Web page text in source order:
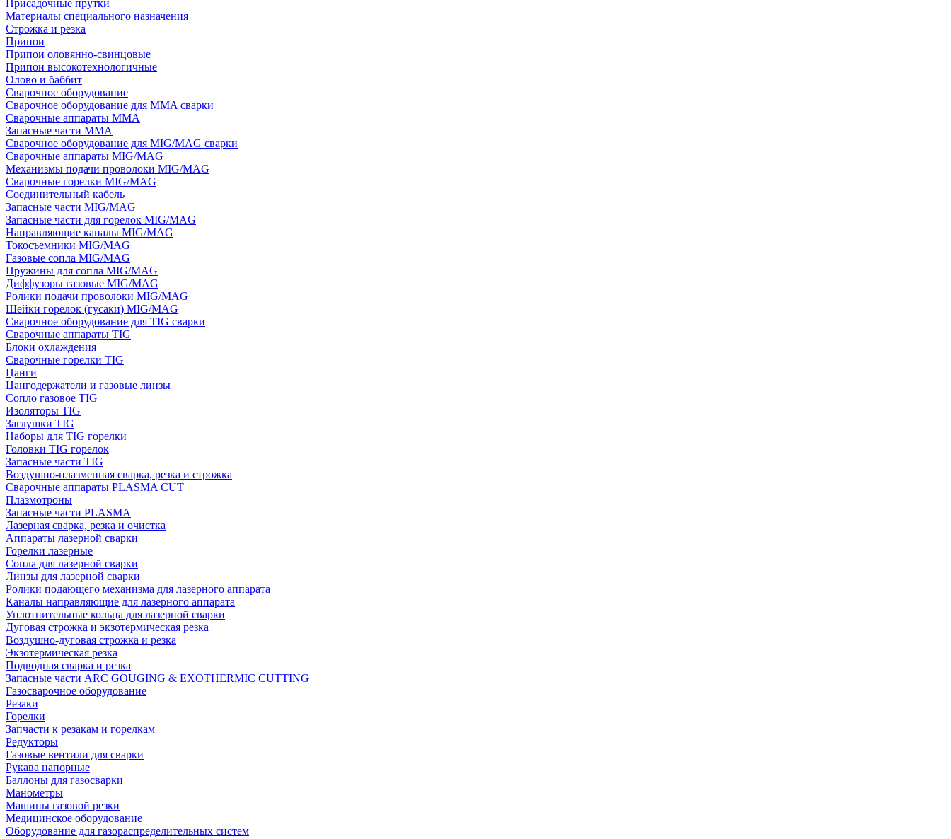
Присадочные прутки
Материалы специального назначения
Строжка и резка
Припои
Припои оловянно-свинцовые
Припои высокотехнологичные
Олово и баббит
Сварочное оборудование
Сварочное оборудование для MMA сварки
Сварочные аппараты MMA
Запасные части MMA
Сварочное оборудование для MIG/MAG сварки
Сварочные аппараты MIG/MAG
Механизмы подачи проволоки MIG/MAG
Сварочные горелки MIG/MAG
Соединительный кабель
Запасные части MIG/MAG
Запасные части для горелок MIG/MAG
Направляющие каналы MIG/MAG
Токосъемники MIG/MAG
Газовые сопла MIG/MAG
Пружины для сопла MIG/MAG
Диффузоры газовые MIG/MAG
Ролики подачи проволоки MIG/MAG
Шейки горелок (гусаки) MIG/MAG
Сварочное оборудование для TIG сварки
Сварочные аппараты TIG
Блоки охлаждения
Сварочные горелки TIG
Цанги
Цангодержатели и газовые линзы
Сопло газовое TIG
Изоляторы TIG
Заглушки TIG
Наборы для TIG горелки
Головки TIG горелок
Запасные части TIG
Воздушно-плазменная сварка, резка и строжка
Сварочные аппараты PLASMA CUT
Плазмотроны
Запасные части PLASMA
Лазерная сварка, резка и очистка
Аппараты лазерной сварки
Горелки лазерные
Сопла для лазерной сварки
Линзы для лазерной сварки
Ролики подающего механизма для лазерного аппарата
Каналы направляющие для лазерного аппарата
Уплотнительные кольца для лазерной сварки
Дуговая строжка и экзотермическая резка
Воздушно-дуговая строжка и резка
Экзотермическая резка
Подводная сварка и резка
Запасные части ARC GOUGING & EXOTHERMIC CUTTING
Газосварочное оборудование
Резаки
Горелки
Запчасти к резакам и горелкам
Редукторы
Газовые вентили для сварки
Рукава напорные
Баллоны для газосварки
Манометры
Машины газовой резки
Медицинское оборудование
Оборудование для газораспределительных систем